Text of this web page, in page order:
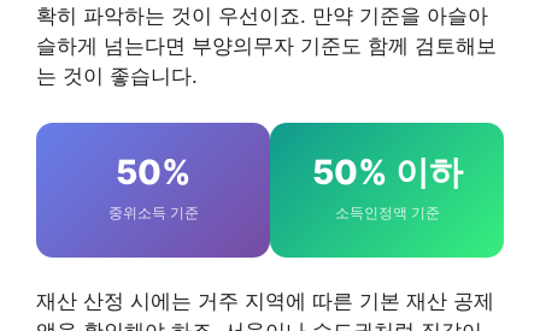
확히 파악하는 것이 우선이죠. 만약 기준을 아슬아
슬하게 넘는다면 부양의무자 기준도 함께 검토해보
는 것이 좋습니다.
50%
중위소득 기준
50% 이하
소득인정액 기준
재산 산정 시에는 거주 지역에 따른 기본 재산 공제